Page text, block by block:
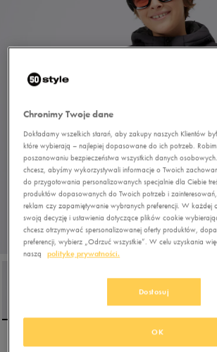
Chronimy Twoje dane
Dokładamy wszelkich starań, aby zakupy naszych Klientów
które wybierają – najlepiej dopasowane do ich potrzeb.
poszanowaniu bezpieczeństwa wszystkich danych
chcesz, abyśmy wykorzystywali informacje o Twoich
do przygotowania personalizowanych specjalnie dla Ciebie
produktów dopasowanych do Twoich potrzeb i
reklam czy zapamiętywanie wybranych preferencji. W każdej
swoją decyzję i ustawienia dotyczące plików cookie
chcesz otrzymywać spersonalizowanej oferty produktów,
preferencji, wybierz „Odrzuć wszystkie”. W celu uzyskania
naszą
politykę prywatności.
Dostosuj
OK